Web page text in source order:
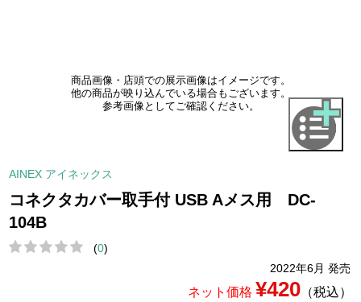
商品画像・店頭での展示画像はイメージです。
他の商品が映り込んでいる場合もございます。
参考画像としてご確認ください。
AINEX アイネックス
コネクタカバー取手付 USB Aメス用 DC-
104B
(0)
2022年6月 発売
ネット価格 ¥420（税込）